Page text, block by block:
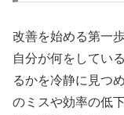
改善を始める第一
自分が何をしてい
るかを冷静に見つ
のミスや効率の低